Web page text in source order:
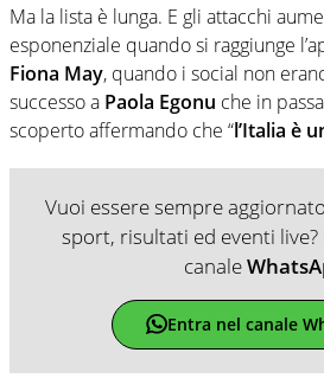
Ma la lista è lunga. E gli attacchi
esponenziale quando si raggiunge
Fiona May, quando i social non
successo a Paola Egonu che in
scoperto affermando che “l’Italia è
Vuoi essere sempre
sport, risultati ed eventi
canale
Entra nel canale